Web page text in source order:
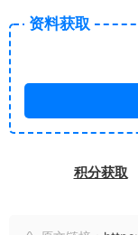
资料获取
积分获取